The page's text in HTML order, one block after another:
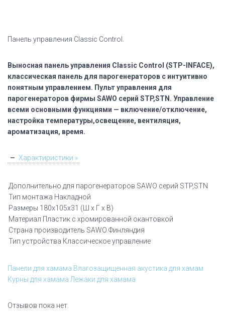
Панель управления Classic Control.
Выносная панель управления Classic Control (STP-INFACE),
классическая панель для парогенераторов с интуитивно
понятным управлением. Пульт управления для
парогенераторов фирмы SAWO серий STP,STN. Управление
всеми основными функциями — включение/отключение,
настройка температуры,освещение, вентиляция,
ароматизация, время.
Характиристики »
Дополнительно для парогенераторов SAWO серий STP,STN
Тип монтажа Накладной
Размеры 180x105x31 (Ш x Г x В)
Материал Пластик с хромированной окантовкой
Страна производитель SAWO Финляндия
Тип устройства Классическое управление
Панели для хамама Влагозащищенная акустика для хамам
Курны для хамама Лежаки для хамама
Отзывов пока нет.